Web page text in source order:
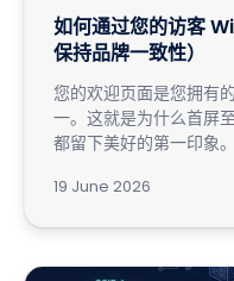
如何通过您的访客
保持品牌一致性）
您的欢迎页面是您拥有
一。这就是为什么首屏
都留下美好的第一印象。
19 June 2026